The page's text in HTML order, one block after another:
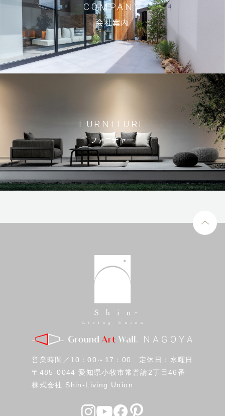
お知らせ
© 2023 Shin-Living Union CO., LTD. All Rights Reserved.
This site is protected by reCAPTCHA and
the GooglePrivacy PolicyandTerms of Serviceapply.
COMPANY
会社案内
FURNITURE
ファニチャー
営業時間／10：00～17：00 定休日：水曜日
〒485-0044 愛知県小牧市常普請2丁目46番
株式会社 Shin-Living Union